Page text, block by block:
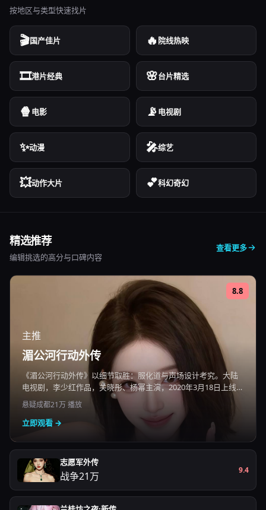
按地区与类型快速找片
🎬国产佳片 🔥 院线热映
🎞️港片经典 🌸台片精选
🍿 电影 📡 电视剧
✨动漫 🎤综艺
💥动作大片 💕科幻奇幻
精选推荐
编辑挑选的高分与口碑内容
查看更多
8.8
主推
湄公河行动外传
《湄公河行动外传》以细节取胜：服化道与声场设计考究。大陆
电视剧，李少红作品，关晓彤、杨幂主演，2020年3月18日上线，
国产电影免费在线观看高清即点即播。
悬疑成都21万播放
立即观看 →
志愿军外传
战争21万 9.4